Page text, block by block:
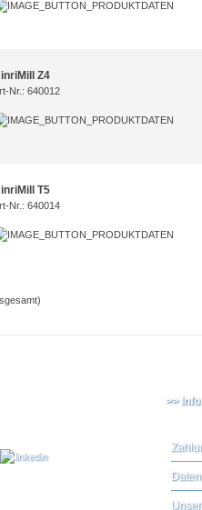
Z4
Nr.: 640012
T5
Nr.: 640014
>>